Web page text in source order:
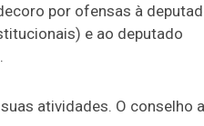
por ofensas à
e ao deputado
atividades. O conselho